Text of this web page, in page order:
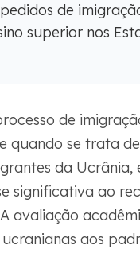
de
superior nos
de
quando se trata
da
significativa ao
avaliação
aos